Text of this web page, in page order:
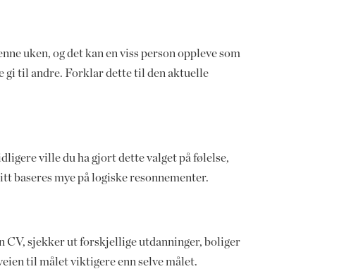
uken, og det kan en viss person oppleve som
gi til andre. Forklar dette til den aktuelle
ville du ha gjort dette valget på følelse,
baseres mye på logiske resonnementer.
CV, sjekker ut forskjellige utdanninger, boliger
til målet viktigere enn selve målet.